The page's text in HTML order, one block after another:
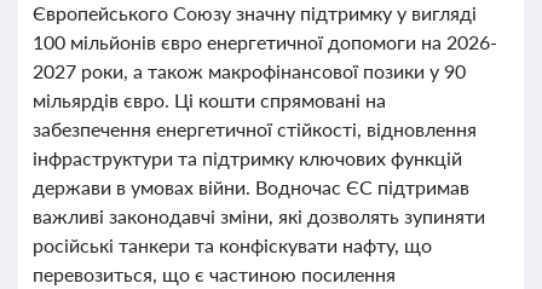
Європейського Союзу значну підтримку у вигляді
100 мільйонів євро енергетичної допомоги на 2026-
2027 роки, а також макрофінансової позики у 90
мільярдів євро. Ці кошти спрямовані на
забезпечення енергетичної стійкості, відновлення
інфраструктури та підтримку ключових функцій
держави в умовах війни. Водночас ЄС підтримав
важливі законодавчі зміни, які дозволять зупиняти
російські танкери та конфіскувати нафту, що
перевозиться, що є частиною посилення